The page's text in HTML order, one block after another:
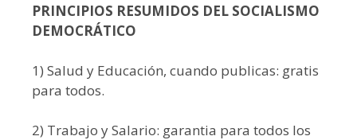
PRINCIPIOS RESUMIDOS DEL SOCIALISMO
DEMOCRÁTICO
1) Salud y Educación, cuando publicas: gratis
para todos.
2) Trabajo y Salario: garantia para todos los